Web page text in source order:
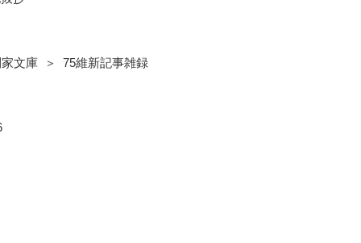
文庫 ＞ 75維新記事雑録